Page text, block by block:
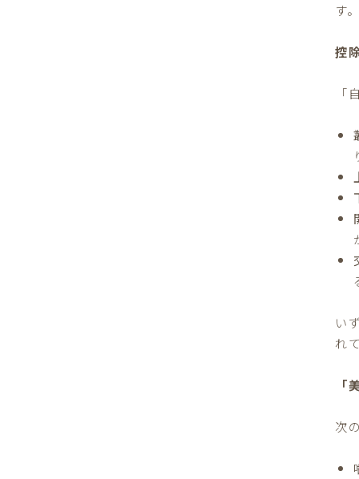
す
控
い
れ
「
次